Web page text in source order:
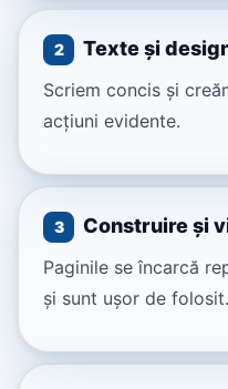
2 Texte și
Scriem concis și
acțiuni evidente.
3 Construire și
Paginile se încarcă
și sunt ușor de folosit.